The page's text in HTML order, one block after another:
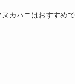
カハニはおすすめ